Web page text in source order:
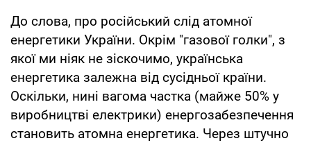
До слова, про російський слід атомної
енергетики України. Окрім "газової голки", з
якої ми ніяк не зіскочимо, українська
енергетика залежна від сусідньої країни.
Оскільки, нині вагома частка (майже 50% у
виробництві електрики) енергозабезпечення
становить атомна енергетика. Через штучно